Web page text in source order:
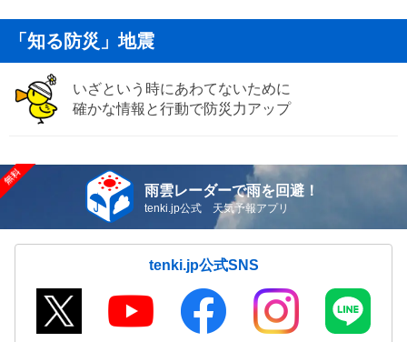
「知る防災」地震
いざという時にあわてないために
確かな情報と行動で防災力アップ
雨雲レーダーで雨を回避！
tenki.jp公式 天気予報アプリ
tenki.jp公式SNS